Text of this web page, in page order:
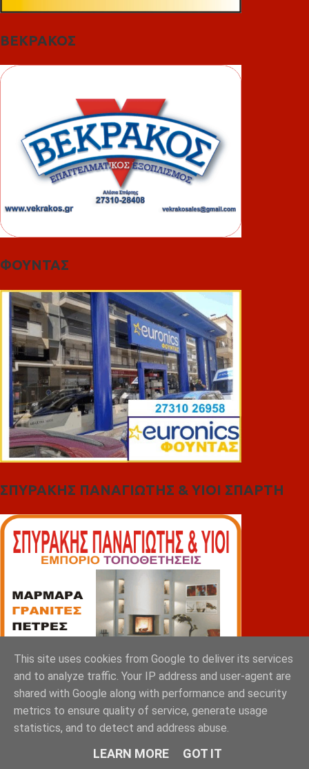
ΒΕΚΡΑΚΟΣ
ΦΟΥΝΤΑΣ
ΣΠΥΡΑΚΗΣ ΠΑΝΑΓΙΩΤΗΣ & YIOI ΣΠΑΡΤΗ
This site uses cookies from Google to deliver its services
and to analyze traffic. Your IP address and user-agent are
shared with Google along with performance and security
metrics to ensure quality of service, generate usage
statistics, and to detect and address abuse.
LEARN MORE GOT IT